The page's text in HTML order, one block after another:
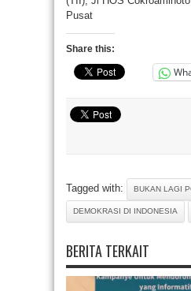
Pusat
Share this:
Tagged with: BUKAN LAGI
DEMOKRASI DI INDONESIA
BERITA TERKAIT